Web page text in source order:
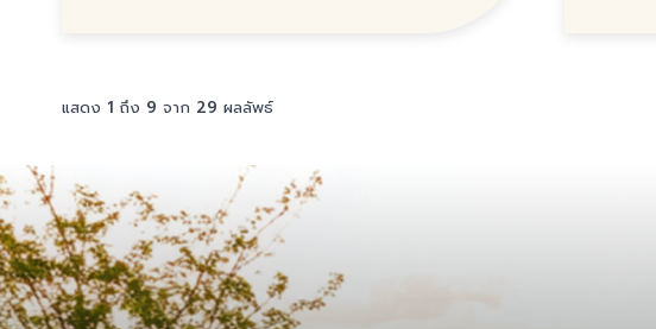
แสดง 1 ถึง 9 จาก 29 ผลลัพธ์